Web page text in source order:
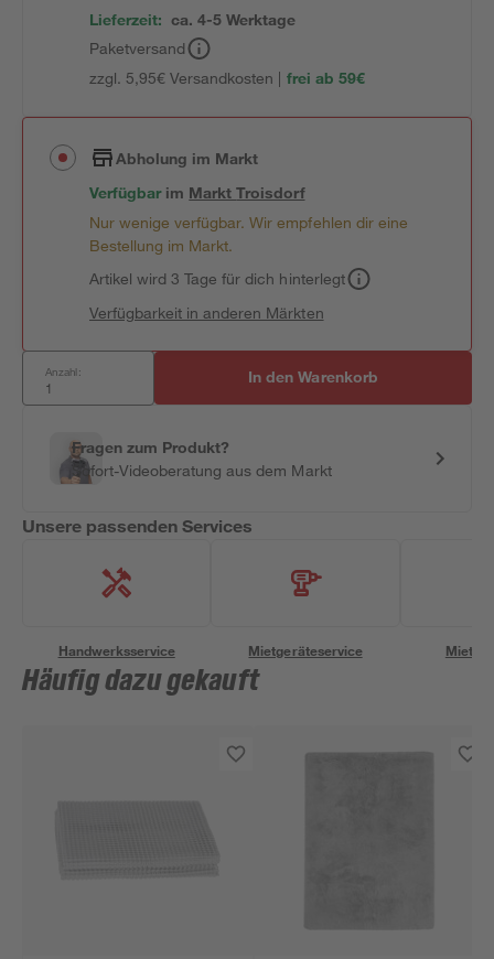
Lieferzeit: ca. 4-5 Werktage
Paketversand
zzgl. 5,95€ Versandkosten | frei ab 59€
Abholung im Markt
Verfügbar im MarktTroisdorf
Nur wenige verfügbar. Wir empfehlen dir eine
Bestellung im Markt.
Artikel wird 3 Tage für dich hinterlegt
Verfügbarkeit in anderen Märkten
Anzahl: In den Warenkorb
Fragen zum Produkt?
Sofort-Videoberatung aus dem Markt
Unsere passenden Services
Handwerksservice Mietgeräteservice
Häufig dazu gekauft